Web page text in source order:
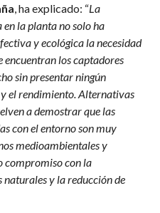
, ha explicado: “La
la planta no solo ha
y ecológica la necesidad
encuentran los captadores
sin presentar ningún
el rendimiento. Alternativas
a demostrar que las
con el entorno son muy
medioambientales y
compromiso con la
naturales y la reducción de